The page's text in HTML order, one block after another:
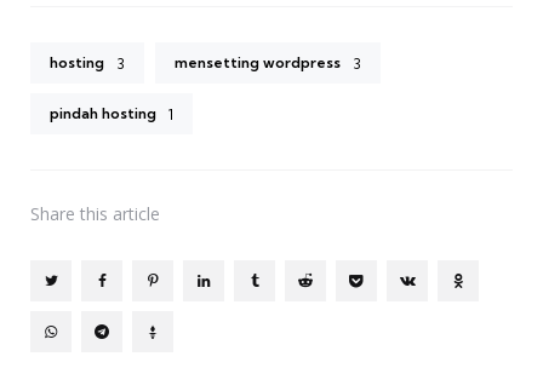
hosting 3 mensetting wordpress 3
pindah hosting 1
Share this article